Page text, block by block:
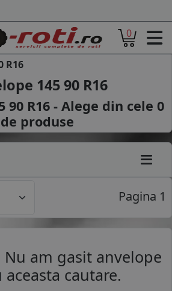
NOI
AUTO
CAMION
MOTO
AGROINDUSTRIALE
MARCA AUTO
COLABORARE COMPANII
0
R16
145 90 R16
90 R16 - Alege din cele 0
de produse
Pagina 1
Nu am gasit anvelope
cautare.